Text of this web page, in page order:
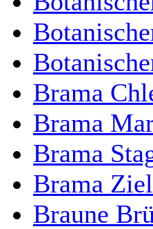
Brama
Brama
Brama
Brama
Braune